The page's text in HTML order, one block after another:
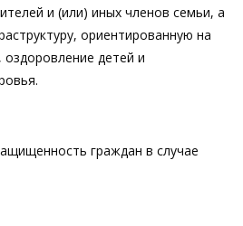
и (или) иных членов семьи, а
ориентированную на
детей и
граждан в случае